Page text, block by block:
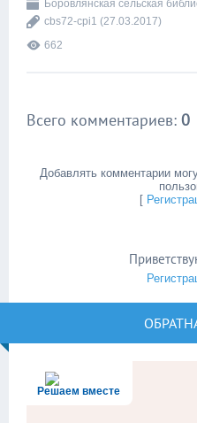
Боровлянская сельская
cbs72-cpi1 (27.03.2017)
662
Всего комментариев: 0
Добавлять комментарии
[
Решаем вместе